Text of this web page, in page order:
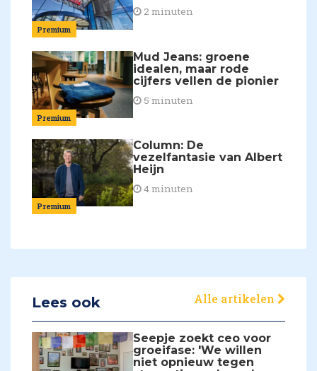
Premium
2 minuten
Premium
Mud Jeans: groene
idealen, maar rode
cijfers vellen de pionier
5 minuten
Premium
Column: De
vezelfantasie van Albert
Heijn
4 minuten
Lees ook Alle artikelen
Seepje zoekt ceo voor
groeifase: 'We willen
niet opnieuw tegen